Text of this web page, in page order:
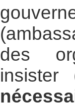
des